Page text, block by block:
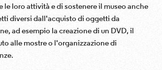
le loro attività e di sostenere il museo anche
diversi dall'acquisto di oggetti da
ad esempio la creazione di un DVD, il
alle mostre o l'organizzazione di